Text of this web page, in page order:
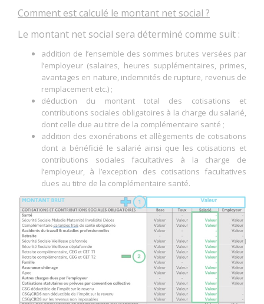
Comment est calculé le montant net social ?
Le montant net social sera déterminé comme suit :
addition de l’ensemble des sommes brutes versées par
l’employeur (salaires, heures supplémentaires, primes,
avantages en nature, indemnités de rupture, revenus de
remplacement etc.) ;
déduction du montant total des cotisations et
contributions sociales obligatoires à la charge du salarié,
dont celle due au titre de la complémentaire santé ;
addition des exonérations et allègements de cotisations
dont a bénéficié le salarié ainsi que les cotisations et
contributions sociales facultatives à la charge de
l’employeur, à l’exception des cotisations facultatives
dues au titre de la complémentaire santé.